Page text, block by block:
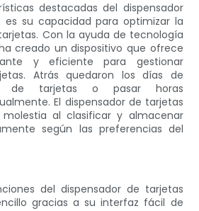
destacadas del dispensador
es su capacidad para optimizar la
Con la ayuda de tecnología
creado un dispositivo que ofrece
y eficiente para gestionar
Atrás quedaron los días de
de tarjetas o pasar horas
El dispensador de tarjetas
al clasificar y almacenar
según las preferencias del
del dispensador de tarjetas
gracias a su interfaz fácil de